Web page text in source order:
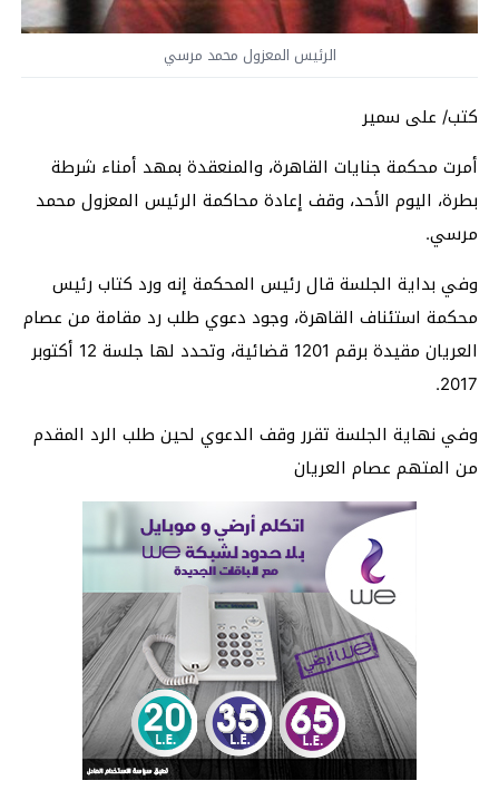
الرئيس المعزول محمد مرسي
كتب/ على سمير
أمرت محكمة جنايات القاهرة، والمنعقدة بمهد أمناء شرطة
بطرة، اليوم الأحد، وقف إعادة محاكمة الرئيس المعزول محمد
مرسي.
وفي بداية الجلسة قال رئيس المحكمة إنه ورد كتاب رئيس
محكمة استئناف القاهرة، وجود دعوي طلب رد مقامة من عصام
العريان مقيدة برقم 1201 قضائية، وتحدد لها جلسة 12 أكتوبر
2017.
وفي نهاية الجلسة تقرر وقف الدعوي لحين طلب الرد المقدم
من المتهم عصام العريان